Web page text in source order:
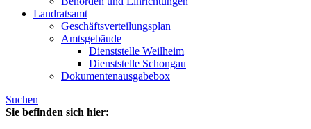
Landratsamt
Geschäftsverteilungsplan
Amtsgebäude
Dienststelle Weilheim
Dienststelle Schongau
Dokumentenausgabebox
Suchen
Sie befinden sich hier: